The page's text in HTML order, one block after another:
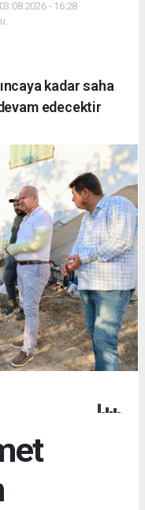
- 16:28
kadar saha
edecektir